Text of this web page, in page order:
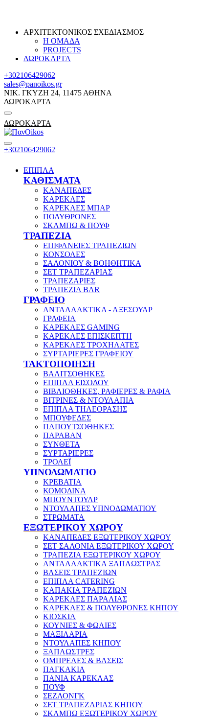
ΑΡΧΙΤΕΚΤΟΝΙΚΟΣ ΣΧΕΔΙΑΣΜΟΣ
Η ΟΜΑΔΑ
PROJECTS
ΔΩΡΟΚΑΡΤΑ
+302106429062
sales@panoikos.gr
ΝΙΚ. ΓΚΥΖΗ 24, 11475 ΑΘΗΝΑ
ΔΩΡΟΚΑΡΤΑ
ΔΩΡΟΚΑΡΤΑ
+302106429062
ΕΠΙΠΛΑ
ΚΑΘΙΣΜΑΤΑ
ΚΑΝΑΠΕΔΕΣ
ΚΑΡΕΚΛΕΣ
ΚΑΡΕΚΛΕΣ ΜΠΑΡ
ΠΟΛΥΘΡΟΝΕΣ
ΣΚΑΜΠΩ & ΠΟΥΦ
ΤΡΑΠΕΖΙΑ
ΕΠΙΦΑΝΕΙΕΣ ΤΡΑΠΕΖΙΩΝ
ΚΟΝΣΟΛΕΣ
ΣΑΛΟΝΙΟΥ & ΒΟΗΘΗΤΙΚΑ
ΣΕΤ ΤΡΑΠΕΖΑΡΙΑΣ
ΤΡΑΠΕΖΑΡΙΕΣ
ΤΡΑΠΕΖΙΑ BAR
ΓΡΑΦΕΙΟ
ΑΝΤΑΛΛΑΚΤΙΚΑ - ΑΞΕΣΟΥΑΡ
ΓΡΑΦΕΙΑ
ΚΑΡΕΚΛΕΣ GAMING
ΚΑΡΕΚΛΕΣ ΕΠΙΣΚΕΠΤΗ
ΚΑΡΕΚΛΕΣ ΤΡΟΧΗΛΑΤΕΣ
ΣΥΡΤΑΡΙΕΡΕΣ ΓΡΑΦΕΙΟΥ
ΤΑΚΤΟΠΟΙΗΣΗ
ΒΑΛΙΤΣΟΘΗΚΕΣ
ΕΠΙΠΛΑ ΕΙΣΟΔΟΥ
ΒΙΒΛΙΟΘΗΚΕΣ, ΡΑΦΙΕΡΕΣ & ΡΑΦΙΑ
ΒΙΤΡΙΝΕΣ & ΝΤΟΥΛΑΠΙΑ
ΕΠΙΠΛΑ ΤΗΛΕΟΡΑΣΗΣ
ΜΠΟΥΦΕΔΕΣ
ΠΑΠΟΥΤΣΟΘΗΚΕΣ
ΠΑΡΑΒΑΝ
ΣΥΝΘΕΤΑ
ΣΥΡΤΑΡΙΕΡΕΣ
ΤΡΟΛΕΪ
ΥΠΝΟΔΩΜΑΤΙΟ
ΚΡΕΒΑΤΙΑ
ΚΟΜΟΔΙΝΑ
ΜΠΟΥΝΤΟΥΑΡ
ΝΤΟΥΛΑΠΕΣ ΥΠΝΟΔΩΜΑΤΙΟΥ
ΣΤΡΩΜΑΤΑ
ΕΞΩΤΕΡΙΚΟΥ ΧΩΡΟΥ
ΚΑΝΑΠΕΔΕΣ ΕΞΩΤΕΡΙΚΟΥ ΧΩΡΟΥ
ΣΕΤ ΣΑΛΟΝΙΑ ΕΞΩΤΕΡΙΚΟΥ ΧΩΡΟΥ
ΤΡΑΠΕΖΙΑ ΕΞΩΤΕΡΙΚΟΥ ΧΩΡΟΥ
ΑΝΤΑΛΛΑΚΤΙΚΑ ΞΑΠΛΩΣΤΡΑΣ
ΒΑΣΕΙΣ ΤΡΑΠΕΖΙΩΝ
ΕΠΙΠΛΑ CATERING
ΚΑΠΑΚΙΑ ΤΡΑΠΕΖΙΩΝ
ΚΑΡΕΚΛΕΣ ΠΑΡΑΛΙΑΣ
ΚΑΡΕΚΛΕΣ & ΠΟΛΥΘΡΟΝΕΣ ΚΗΠΟΥ
ΚΙΟΣΚΙΑ
ΚΟΥΝΙΕΣ & ΦΩΛΙΕΣ
ΜΑΞΙΛΑΡΙΑ
ΝΤΟΥΛΑΠΕΣ ΚΗΠΟΥ
ΞΑΠΛΩΣΤΡΕΣ
ΟΜΠΡΕΛΕΣ & ΒΑΣΕΙΣ
ΠΑΓΚΑΚΙΑ
ΠΑΝΙΑ ΚΑΡΕΚΛΑΣ
ΠΟΥΦ
ΣΕΖΛΟΝΓΚ
ΣΕΤ ΤΡΑΠΕΖΑΡΙΑΣ ΚΗΠΟΥ
ΣΚΑΜΠΩ ΕΞΩΤΕΡΙΚΟΥ ΧΩΡΟΥ